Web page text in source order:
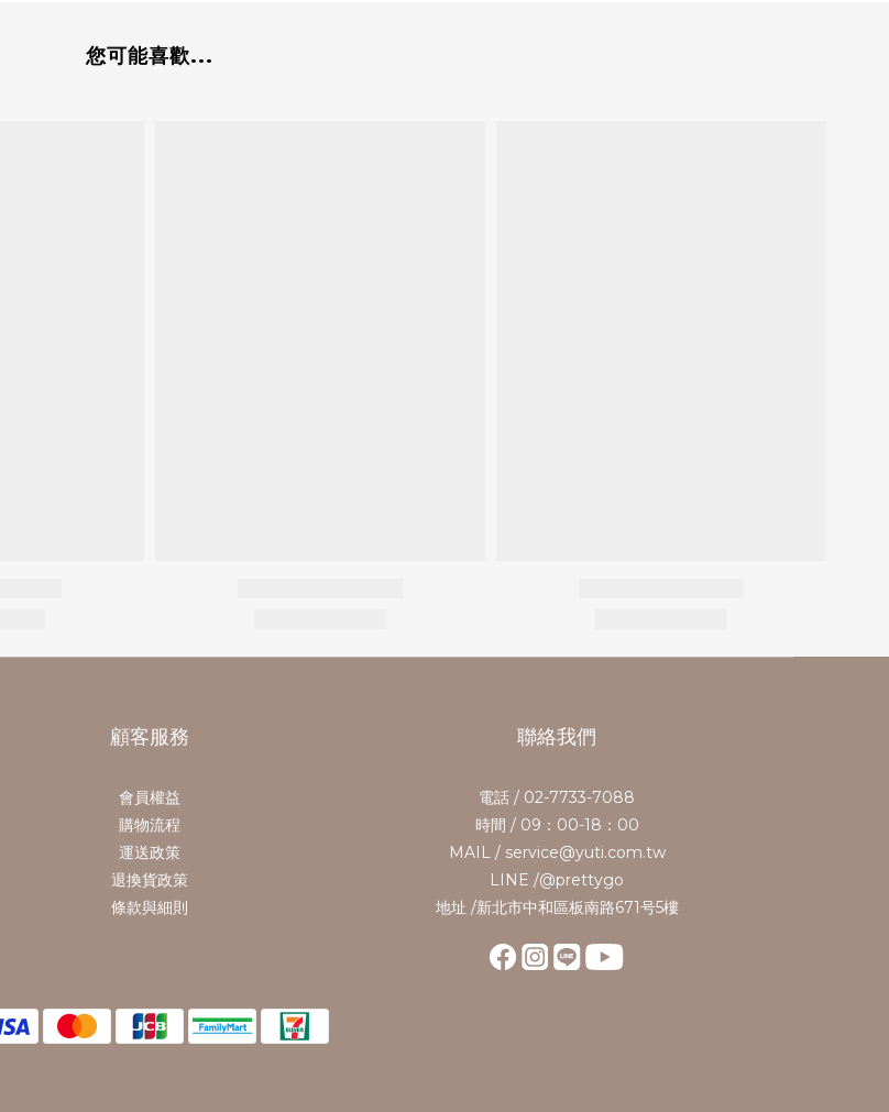
您可能喜歡...
顧客服務
會員權益
購物流程
運送政策
退換貨政策
條款與細則
聯絡我們
電話 / 02-7733-7088
時間 / 09：00-18：00
MAIL / service@yuti.com.tw
LINE /@prettygo
地址 /新北市中和區板南路671号5樓